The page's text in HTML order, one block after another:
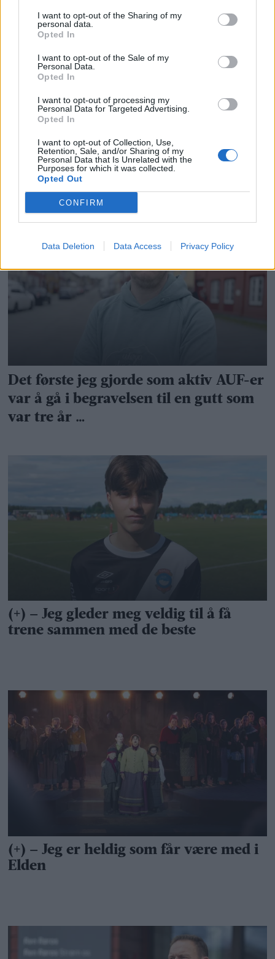
I want to opt-out of the Sharing of my
personal data.
Opted In
I want to opt-out of the Sale of my
Personal Data.
Opted In
I want to opt-out of processing my
Personal Data for Targeted Advertising.
Opted In
I want to opt-out of Collection, Use,
Retention, Sale, and/or Sharing of my
Personal Data that Is Unrelated with the
Purposes for which it was collected.
Opted Out
CONFIRM
Data Deletion Data Access Privacy Policy